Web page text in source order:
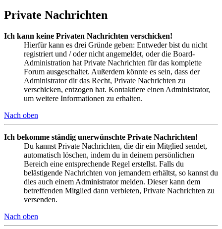
Private Nachrichten
Ich kann keine Privaten Nachrichten verschicken!
Hierfür kann es drei Gründe geben: Entweder bist du nicht
registriert und / oder nicht angemeldet, oder die Board-
Administration hat Private Nachrichten für das komplette
Forum ausgeschaltet. Außerdem könnte es sein, dass der
Administrator dir das Recht, Private Nachrichten zu
verschicken, entzogen hat. Kontaktiere einen Administrator,
um weitere Informationen zu erhalten.
Nach oben
Ich bekomme ständig unerwünschte Private Nachrichten!
Du kannst Private Nachrichten, die dir ein Mitglied sendet,
automatisch löschen, indem du in deinem persönlichen
Bereich eine entsprechende Regel erstellst. Falls du
belästigende Nachrichten von jemandem erhältst, so kannst du
dies auch einem Administrator melden. Dieser kann dem
betreffenden Mitglied dann verbieten, Private Nachrichten zu
versenden.
Nach oben